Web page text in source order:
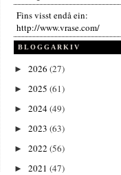
Fins visst endå ein:
http://www.vrase.com/
BLOGGARKIV
► 2026 (27)
► 2025 (61)
► 2024(49)
► 2023 (63)
► 2022 (56)
► 2021 (47)